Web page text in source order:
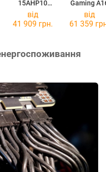
15AHP10
[83JG003DPB]
Gaming
(2025)
FA608UM
від
41 909 грн.
від
61 359